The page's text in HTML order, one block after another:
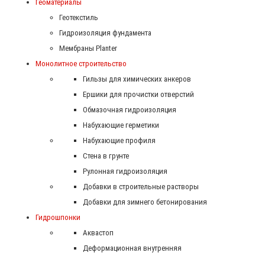
Геоматериалы
Геотекстиль
Гидроизоляция фундамента
Мембраны Planter
Монолитное строительство
Гильзы для химических анкеров
Ершики для прочистки отверстий
Обмазочная гидроизоляция
Набухающие герметики
Набухающие профиля
Стена в грунте
Рулонная гидроизоляция
Добавки в строительные растворы
Добавки для зимнего бетонирования
Гидрошпонки
Аквастоп
Деформационная внутренняя